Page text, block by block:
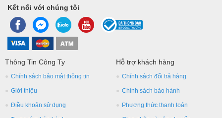
Kết nối với chúng tôi
Thông Tin Công Ty
Chính sách bảo mật thông tin
Giới thiệu
Điều khoản sử dụng
Hỗ trợ khách hàng
Chính sách đổi trả hàng
Chính sách bảo hành
Phương thức thanh toán